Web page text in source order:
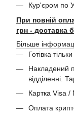
Кур'єром по
При повній
грн - доставка
Більше
Готівка
Накладений
відділенні.
Картка Visa /
Оплата